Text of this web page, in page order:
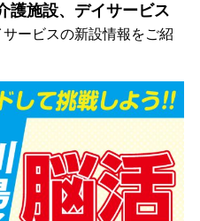
護施設、デイサービス
ービスの新設情報をご紹